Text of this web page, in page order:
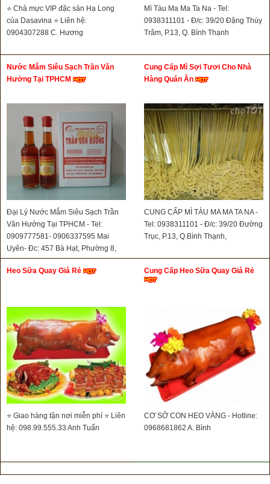
⭐ Chả mực VIP đặc sản Hạ Long
của Dasavina ⭐ Liên hệ:
0904307288 C. Hương
Mì Tàu Ma Ma Ta Na - Tel:
0938311101 - Đ/c: 39/20 Đặng Thùy
Trâm, P.13, Q. Bình Thạnh
Nước Mắm Siêu Sạch Trần Văn
Hưởng Tại TPHCM
Đại Lý Nước Mắm Siêu Sạch Trần
Văn Hưởng Tại TPHCM - Tel:
0909777581- 0906337595 Mai
Uyên- Đc: 457 Bà Hạt, Phường 8,
Quận 10
Cung Cấp Mì Sợi Tươi Cho Nhà
Hàng Quán Ăn
CUNG CẤP MÌ TÀU MA MA TA NA -
Tel: 0938311101 - Đ/c: 39/20 Đường
Trục, P.13, Q.Bình Thạnh,
Heo Sữa Quay Giá Rẻ
⭐ Giao hàng tận nơi miễn phí ⭐ Liên
hệ: 098.99.555.33 Anh Tuấn
Cung Cấp Heo Sữa Quay Giá Rẻ
CƠ SỞ CON HEO VÀNG - Hotline:
0968681862 A. Bình